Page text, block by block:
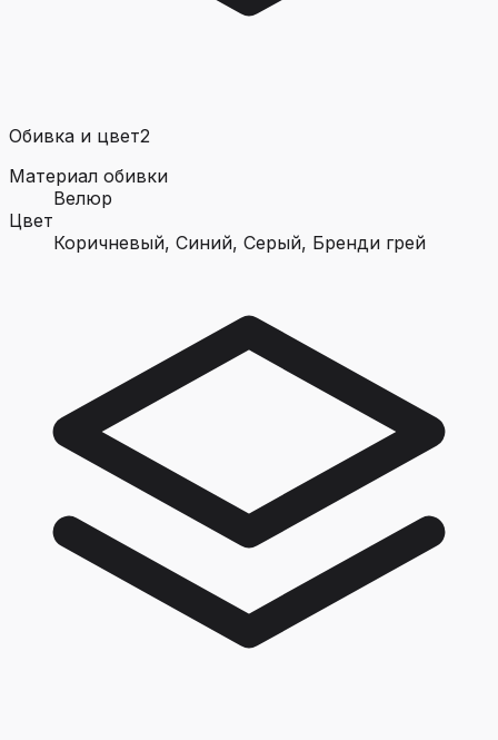
Обивка и цвет2
Материал обивки
Велюр
Цвет
Коричневый, Синий, Серый, Бренди грей